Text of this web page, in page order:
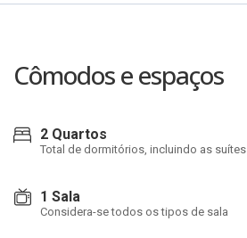
Cômodos e espaços
2 Quartos
Total de dormitórios, incluindo as suítes
1 Sala
Considera-se todos os tipos de sala